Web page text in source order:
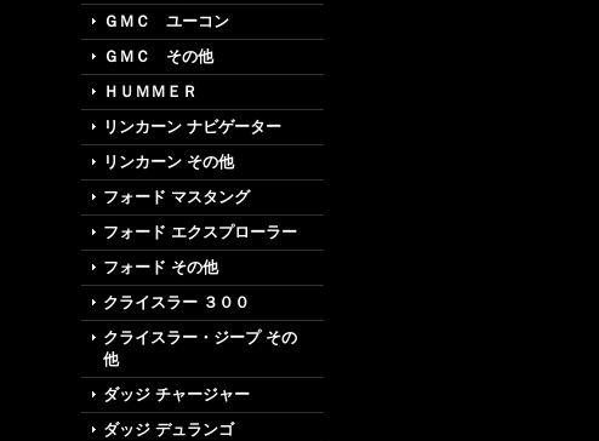
ＧＭＣ ユーコン
ＧＭＣ その他
ＨＵＭＭＥＲ
リンカーン ナビゲーター
リンカーン その他
フォード マスタング
フォード エクスプローラー
フォード その他
クライスラー ３００
クライスラー・ジープ その
他
ダッジ チャージャー
ダッジ デュランゴ